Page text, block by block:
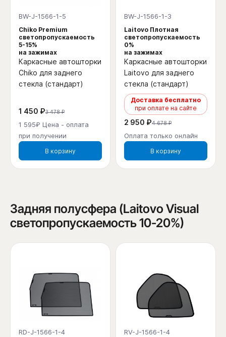
BW-J-1566-1-5
Chiko Premium
светопропускаемость
5-15%
на зажимах
Каркасные автошторки
Chiko для заднего
стекла (стандарт)
1 450 ₽3 478 ₽
1 595₽ Цена - оплата
при получении
В корзину
BW-J-1566-1-3
Laitovo Плотная
светопропускаемость
0%
на зажимах
Каркасные автошторки
Laitovo для заднего
стекла (стандарт)
Доставка бесплатно
при оплате на сайте
2 950 ₽4 678 ₽
Оплата только онлайн
В корзину
Задняя полусфера (Laitovo Visual
светопропускаемость 10-20%)
RD-J-1566-1-4 RV-J-1566-1-4